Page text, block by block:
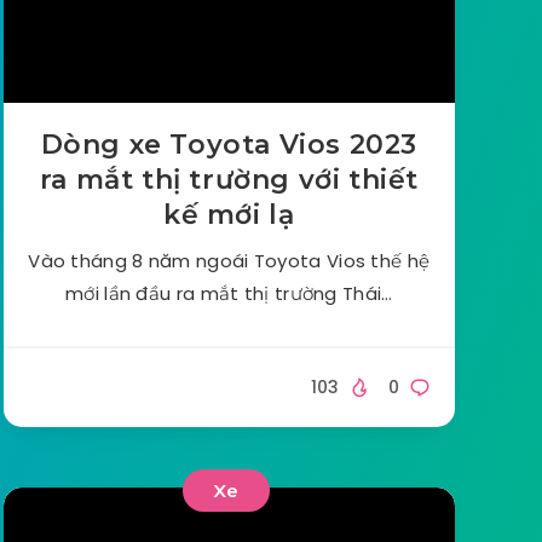
Dòng xe Toyota Vios 2023
ra mắt thị trường với thiết
kế mới lạ
Vào tháng 8 năm ngoái Toyota Vios thế hệ
mới lần đầu ra mắt thị trường Thái…
0
103
Xe